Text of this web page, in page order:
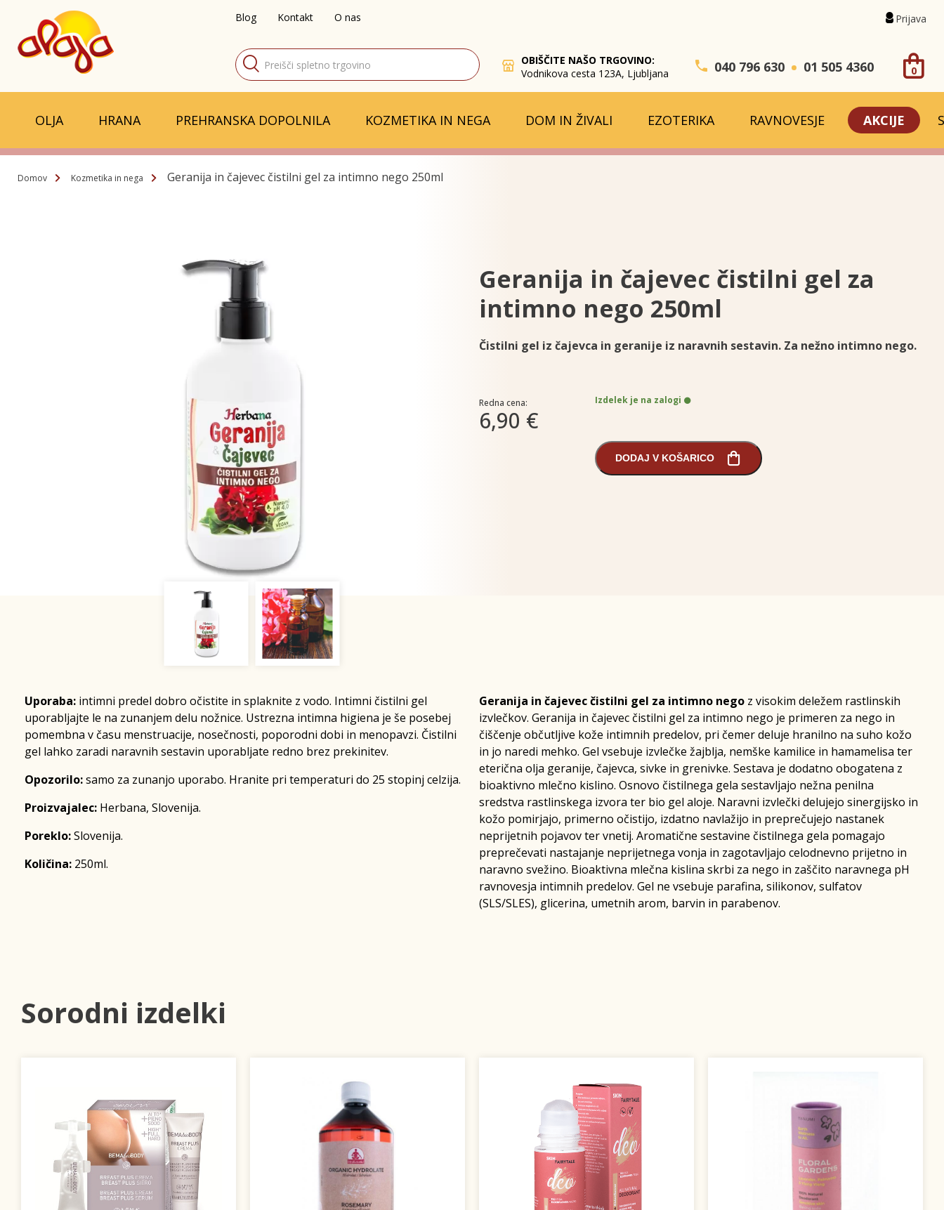
Blog Kontakt O nas
Products
search
OBIŠČITE NAŠO TRGOVINO:
Vodnikova cesta 123A, Ljubljana
040 796 630 01 505 4360 0
Prijava
OLJA HRANA PREHRANSKA DOPOLNILA KOZMETIKA IN NEGA DOM IN ŽIVALI EZOTERIKA RAVNOVESJE AKCIJE
Domov Kozmetika in nega Geranija in čajevec čistilni gel za intimno nego 250ml
Geranija in čajevec čistilni gel za
intimno nego 250ml
Čistilni gel iz čajevca in geranije iz naravnih sestavin. Za nežno intimno nego.
Redna cena:
6,90 €
Izdelek je na zalogi
DODAJ V KOŠARICO
Uporaba: intimni predel dobro očistite in splaknite z vodo. Intimni čistilni gel
uporabljajte le na zunanjem delu nožnice. Ustrezna intimna higiena je še posebej
pomembna v času menstruacije, nosečnosti, poporodni dobi in menopavzi. Čistilni
gel lahko zaradi naravnih sestavin uporabljate redno brez prekinitev.
Opozorilo:samo za zunanjo uporabo. Hranite pri temperaturi do 25 stopinj celzija.
Proizvajalec: Herbana, Slovenija.
Poreklo:Slovenija.
Količina: 250ml.
Geranija in čajevec čistilni gel za intimno nego z visokim deležem rastlinskih
izvlečkov. Geranija in čajevec čistilni gel za intimno nego je primeren za nego in
čiščenje občutljive kože intimnih predelov, pri čemer deluje hranilno na suho kožo
in jo naredi mehko. Gel vsebuje izvlečke žajblja, nemške kamilice in hamamelisa ter
eterična olja geranije, čajevca, sivke in grenivke. Sestava je dodatno obogatena z
bioaktivno mlečno kislino. Osnovo čistilnega gela sestavljajo nežna penilna
sredstva rastlinskega izvora ter bio gel aloje. Naravni izvlečki delujejo sinergijsko in
kožo pomirjajo, primerno očistijo, izdatno navlažijo in preprečujejo nastanek
neprijetnih pojavov ter vnetij. Aromatične sestavine čistilnega gela pomagajo
preprečevati nastajanje neprijetnega vonja in zagotavljajo celodnevno prijetno in
naravno svežino. Bioaktivna mlečna kislina skrbi za nego in zaščito naravnega pH
ravnovesja intimnih predelov. Gel ne vsebuje parafina, silikonov, sulfatov
(SLS/SLES), glicerina, umetnih arom, barvin in parabenov.
Sorodni izdelki